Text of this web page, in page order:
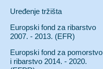
Uređenje tržišta
Europski fond za ribarstvo
2007. - 2013. (EFR)
Europski fond za pomorstvo
i ribarstvo 2014. - 2020.